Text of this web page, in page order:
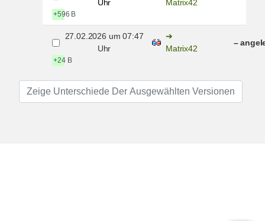
Uhr
Matrix42
+596 B
27.02.2026 um 07:47
Uhr
Matrix42
–
+24 B
Zeige Unterschiede Der Ausgewählten Versionen